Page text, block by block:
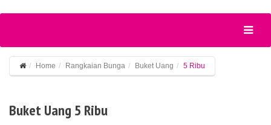
Home Rangkaian Bunga Buket Uang 5 Ribu
Buket Uang 5 Ribu